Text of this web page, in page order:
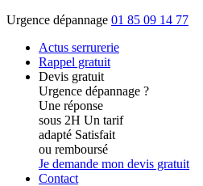
Urgence dépannage 01 85 09 14 77
Actus serrurerie
Rappel gratuit
Devis gratuit
Urgence dépannage ?
Une réponse
sous 2H Un tarif
adapté Satisfait
ou remboursé
Je demande mon devis gratuit
Contact